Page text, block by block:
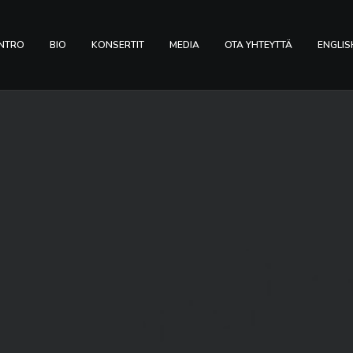
BIO KONSERTIT MEDIA OTA YHTEYTTÄ